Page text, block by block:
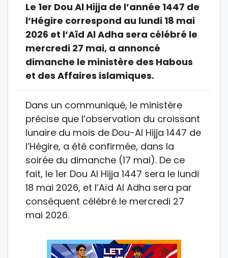
Le 1er Dou Al Hijja de l’année 1447 de
l’Hégire correspond au lundi 18 mai
2026 et l’Aïd Al Adha sera célébré le
mercredi 27 mai, a annoncé
dimanche le ministère des Habous
et des Affaires islamiques.
Dans un communiqué, le ministère
précise que l’observation du croissant
lunaire du mois de Dou-Al Hijja 1447 de
l’Hégire, a été confirmée, dans la
soirée du dimanche (17 mai). De ce
fait, le 1er Dou Al Hijja 1447 sera le lundi
18 mai 2026, et l’Aïd Al Adha sera par
conséquent célébré le mercredi 27
mai 2026.